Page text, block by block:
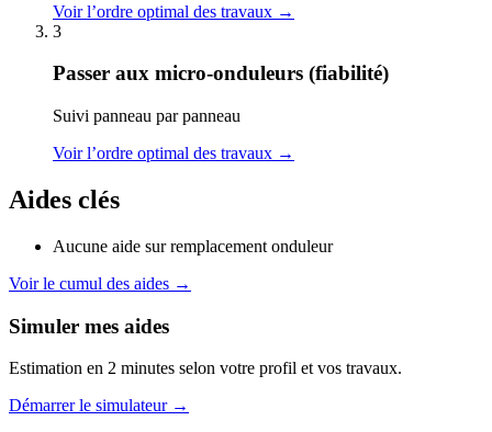
Voir l’ordre optimal des travaux →
3
Passer aux micro-onduleurs (fiabilité)
Suivi panneau par panneau
Voir l’ordre optimal des travaux →
Aides clés
Aucune aide sur remplacement onduleur
Voir le cumul des aides →
Simuler mes aides
Estimation en 2 minutes selon votre profil et vos travaux.
Démarrer le simulateur →